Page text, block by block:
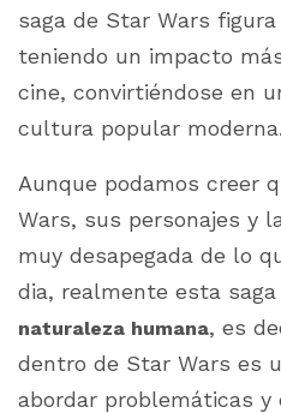
saga de Star Wars
teniendo un impacto
cine, convirtiéndose en
cultura popular moderna.
Aunque podamos creer
Wars, sus personajes y
muy desapegada de lo
dia, realmente esta saga
naturaleza humana, es
dentro de Star Wars es
abordar problemáticas y